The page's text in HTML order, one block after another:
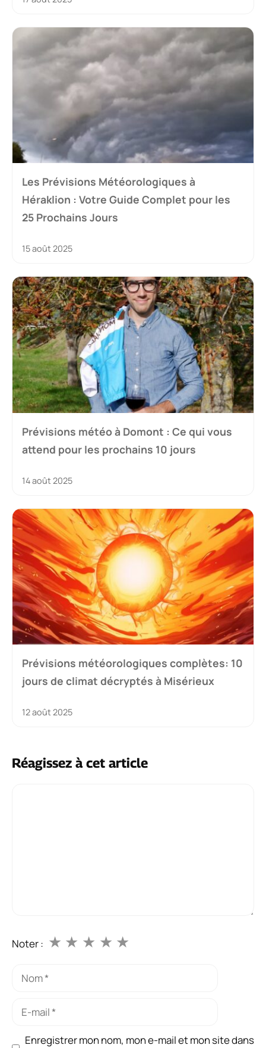
Les Prévisions Météorologiques à
Héraklion : Votre Guide Complet pour les
25 Prochains Jours
15 août 2025
Prévisions météo à Domont : Ce qui vous
attend pour les prochains 10 jours
14 août 2025
Prévisions météorologiques complètes: 10
jours de climat décryptés à Misérieux
12 août 2025
Réagissez à cet article
Noter : ★
★
★
★
★
Nom
Enregistrer mon nom, mon e-mail et mon site dans